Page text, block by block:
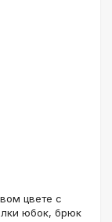
цвете с
юбок, брюк